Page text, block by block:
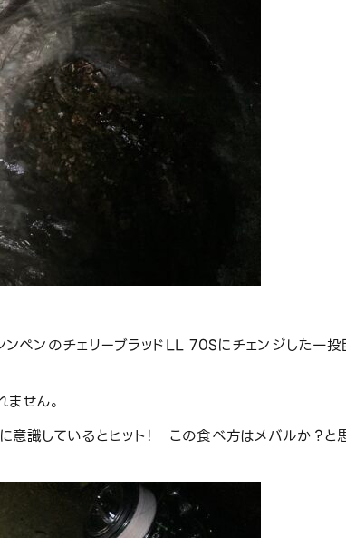
ペンのチェリーブラッドLL 70Sにチェンジした一投
せん。
意識しているとヒット！ この食べ方はメバルか？と